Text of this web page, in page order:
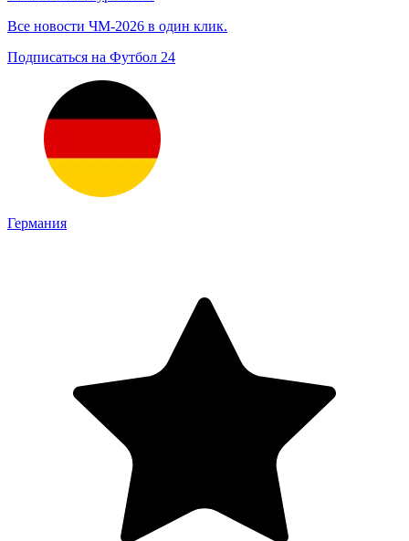
Все новости ЧМ-2026 в один клик.
Подписаться на Футбол 24
Германия